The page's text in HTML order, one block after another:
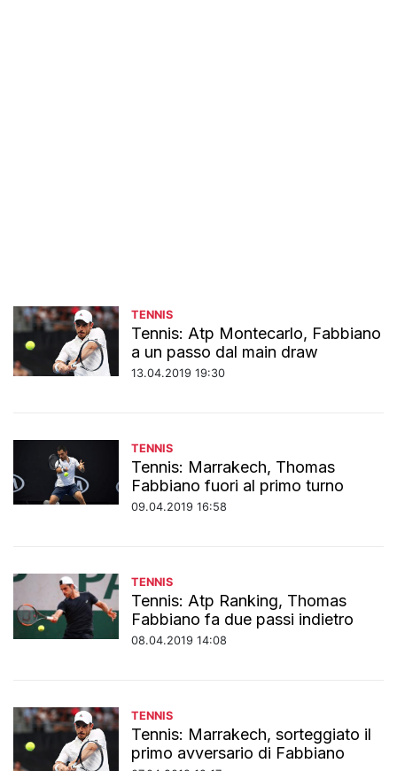
TENNIS
Tennis: Atp Montecarlo, Fabbiano
a un passo dal main draw
13.04.2019 19:30
TENNIS
Tennis: Marrakech, Thomas
Fabbiano fuori al primo turno
09.04.2019 16:58
TENNIS
Tennis: Atp Ranking, Thomas
Fabbiano fa due passi indietro
08.04.2019 14:08
TENNIS
Tennis: Marrakech, sorteggiato il
primo avversario di Fabbiano